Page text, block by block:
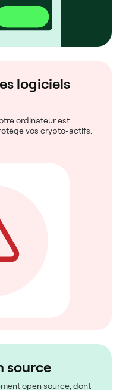
logiciels
ordinateur est
vos crypto-actifs.
source
open source, dont